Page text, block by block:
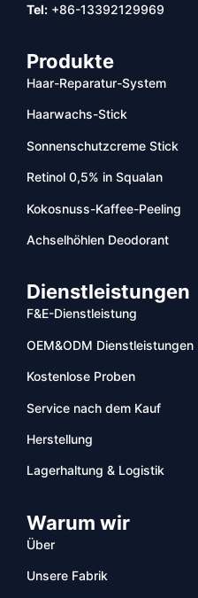
Tel: +86-13392129969
Produkte
Haar-Reparatur-System
Haarwachs-Stick
Sonnenschutzcreme Stick
Retinol 0,5% in Squalan
Kokosnuss-Kaffee-Peeling
Achselhöhlen Deodorant
Dienstleistungen
F&E-Dienstleistung
OEM&ODM Dienstleistungen
Kostenlose Proben
Service nach dem Kauf
Herstellung
Lagerhaltung & Logistik
Warum wir
Über
Unsere Fabrik